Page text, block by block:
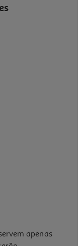
apenas